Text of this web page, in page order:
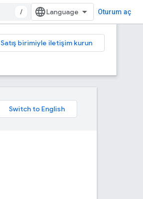
/ Oturum aç
Satış birimiyle iletişim kurun